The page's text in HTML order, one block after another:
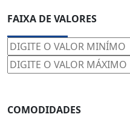
FAIXA DE VALORES
COMODIDADES